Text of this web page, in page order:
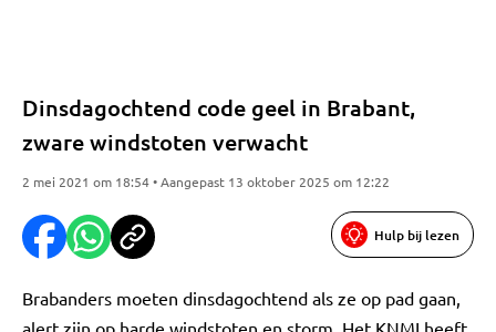
Dinsdagochtend code geel in Brabant,
zware windstoten verwacht
2 mei 2021 om 18:54 • Aangepast 13 oktober 2025 om 12:22
Hulp bij lezen
Brabanders moeten dinsdagochtend als ze op pad gaan,
alert zijn op harde windstoten en storm. Het KNMI heeft